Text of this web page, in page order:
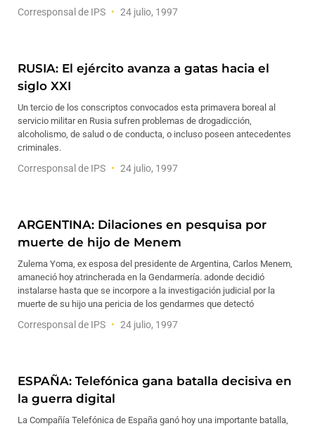
Corresponsal de IPS 24 julio, 1997
RUSIA: El ejército avanza a gatas hacia el
siglo XXI
Un tercio de los conscriptos convocados esta primavera boreal al
servicio militar en Rusia sufren problemas de drogadicción,
alcoholismo, de salud o de conducta, o incluso poseen antecedentes
criminales.
Corresponsal de IPS 24 julio, 1997
ARGENTINA: Dilaciones en pesquisa por
muerte de hijo de Menem
Zulema Yoma, ex esposa del presidente de Argentina, Carlos Menem,
amaneció hoy atrincherada en la Gendarmería. adonde decidió
instalarse hasta que se incorpore a la investigación judicial por la
muerte de su hijo una pericia de los gendarmes que detectó
Corresponsal de IPS 24 julio, 1997
ESPAÑA: Telefónica gana batalla decisiva en
la guerra digital
La Compañía Telefónica de España ganó hoy una importante batalla,